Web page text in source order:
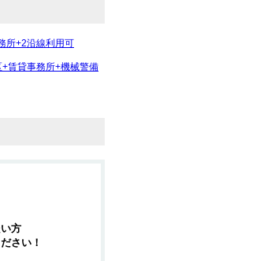
所+2沿線利用可
+賃貸事務所+機械警備
方
さい！